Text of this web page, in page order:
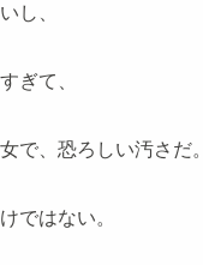
し、
ぎて、
で、恐ろしい汚さだ。
ではない。